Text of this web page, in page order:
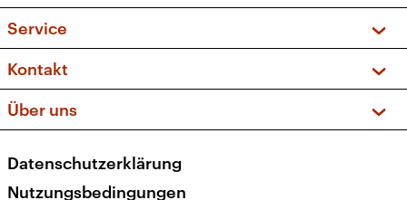
Sendungen und Podcasts
Musikliste
Kakadu – Das Kinderprogramm
Frequenzen (UKW + DAB+)
Service
FAQ
Apps
Newsletter
Veranstaltungen
Kontakt
Social Media
Über uns
Presse
Datenschutzerklärung
Nutzungsbedingungen